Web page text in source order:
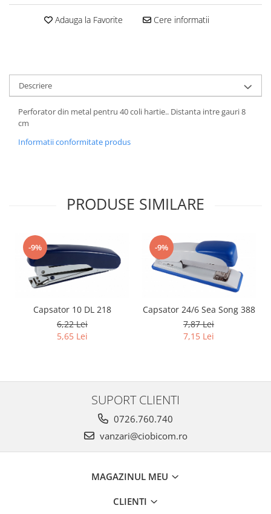
Adauga la Favorite Cere informatii
Descriere
Perforator din metal pentru 40 coli hartie.. Distanta intre gauri 8
cm
Informatii conformitate produs
PRODUSE SIMILARE
-9%
Capsator 10 DL 218
6,22 Lei
5,65 Lei
-9%
Capsator 24/6 Sea Song 388
7,87 Lei
7,15 Lei
SUPORT CLIENTI
0726.760.740
vanzari@ciobicom.ro
MAGAZINUL MEU
CLIENTI